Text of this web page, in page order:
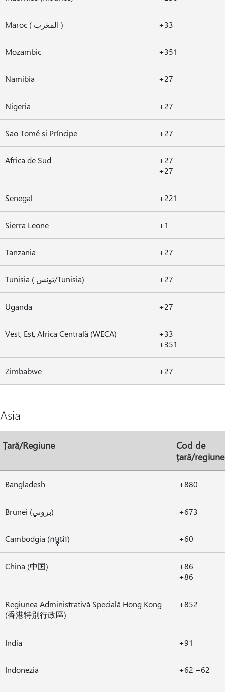
Maroc ( المغرب ) +33
Mozambic +351
Namibia +27
Nigeria +27
Sao Tomé și Príncipe +27
Africa de Sud
+27
+27
Senegal +221
Sierra Leone +1
Tanzania +27
Tunisia ( تونس/Tunisia) +27
Uganda +27
Vest, Est, Africa Centrală (WECA)
+33
+351
Zimbabwe +27
Asia
Țară/Regiune
Cod de
țară/regiune
Bangladesh +880
Brunei (بروني) +673
Cambodgia (កម្ពុជា) +60
China (中国)
+86
+86
Regiunea Administrativă Specială Hong Kong
(香港特別行政區)
+852
India +91
Indonezia +62 +62